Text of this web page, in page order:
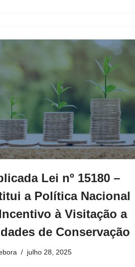
Lei nº 15180 –
a Política Nacional
à Visitação a
de Conservação
julho 28, 2025